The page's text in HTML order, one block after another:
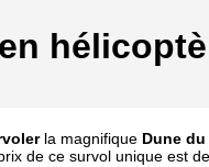
la magnifique Dune
prix de ce survol unique est